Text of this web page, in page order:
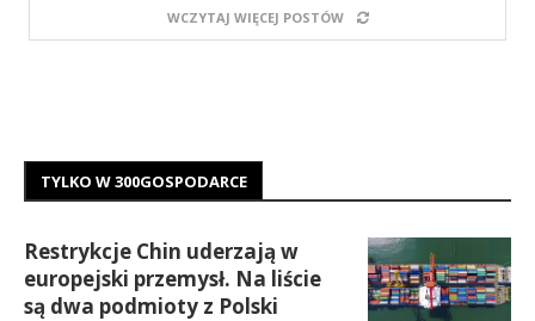
WCZYTAJ WIĘCEJ POSTÓW
TYLKO W 300GOSPODARCE
Restrykcje Chin uderzają w
europejski przemysł. Na liście
są dwa podmioty z Polski